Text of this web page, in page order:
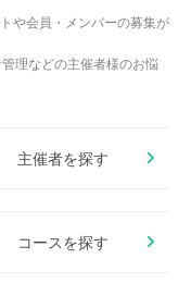
や会員・メンバーの募集が
理などの主催者様のお悩
主催者を探す
コースを探す